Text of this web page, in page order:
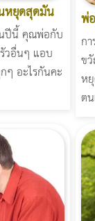
หยุดสุดมัน
ปีนี้ คุณพ่อกับ
วอื่นๆ แอบ
ๆ อะไรกันคะ
พ่
ก
ข
ห
ต